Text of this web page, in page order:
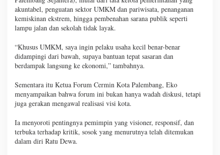
akuntabel, penguatan sektor UMKM dan pariwisata, penanganan
kemiskinan ekstrem, hingga pembenahan sarana publik seperti
lampu jalan dan sekolah tidak layak.
“Khusus UMKM, saya ingin pelaku usaha kecil benar-benar
didampingi dari bawah, supaya bantuan tepat sasaran dan
berdampak langsung ke ekonomi,” tambahnya.
Sementara itu Ketua Forum Cermin Kota Palembang, Eko
menyampaikan bahwa forum ini bukan hanya wadah diskusi, tetapi
juga gerakan mengawal realisasi visi kota.
Ia menyoroti pentingnya pemimpin yang visioner, responsif, dan
terbuka terhadap kritik, sosok yang menurutnya telah ditemukan
dalam diri Ratu Dewa.